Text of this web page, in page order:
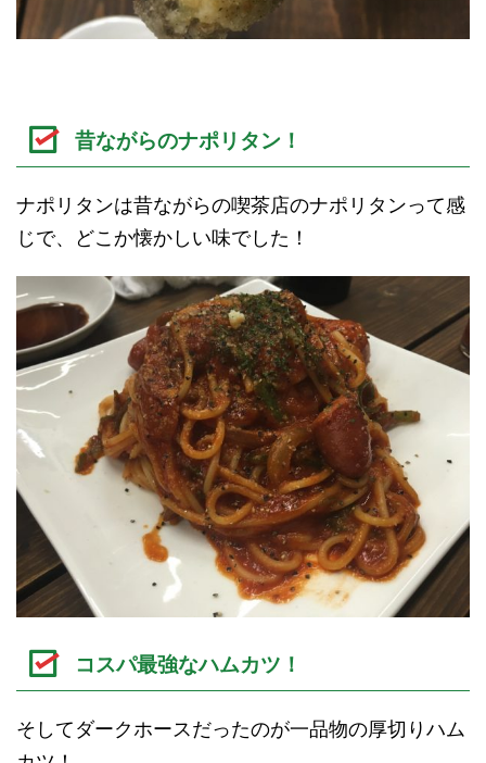
昔ながらのナポリタン！
ナポリタンは昔ながらの喫茶店のナポリタンって感
じで、どこか懐かしい味でした！
コスパ最強なハムカツ！
そしてダークホースだったのが一品物の厚切りハム